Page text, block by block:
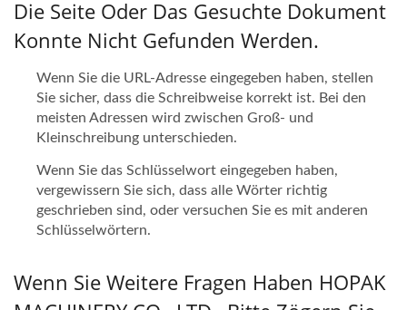
Die Seite Oder Das Gesuchte Dokument
Konnte Nicht Gefunden Werden.
Wenn Sie die URL-Adresse eingegeben haben, stellen
Sie sicher, dass die Schreibweise korrekt ist. Bei den
meisten Adressen wird zwischen Groß- und
Kleinschreibung unterschieden.
Wenn Sie das Schlüsselwort eingegeben haben,
vergewissern Sie sich, dass alle Wörter richtig
geschrieben sind, oder versuchen Sie es mit anderen
Schlüsselwörtern.
Wenn Sie Weitere Fragen Haben HOPAK